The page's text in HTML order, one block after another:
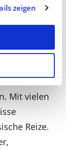
zeigen
Mit vielen
Reize.